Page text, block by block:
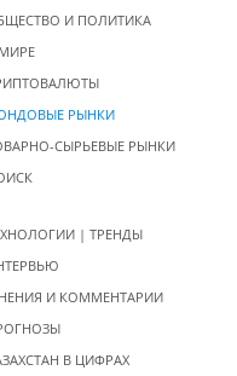
И ПОЛИТИКА
РЫНКИ
СЫРЬЕВЫЕ РЫНКИ
| ТРЕНДЫ
И КОММЕНТАРИИ
В ЦИФРАХ